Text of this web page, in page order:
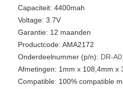
Capaciteit: 4400mah
Voltage: 3.7V
Garantie: 12 maanden
Productcode: AMA2172
Onderdeelnummer (p/n): DR-
Afmetingen: 1mm x 108,4mm x
Compatible: 100% compatible